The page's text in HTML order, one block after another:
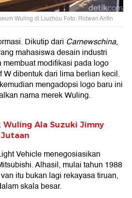
Wuling di Liuzhou Foto: Ridwan Arifin
Dikutip dari Carnewschina,
mahasiswa desain industri
modifikasi pada logo
W dibentuk dari lima berlian kecil.
mengadopsi logo baru ini
nama merek Wuling.
Wuling Ala Suzuki Jimny
Jutaan
Vehicle menegosiasikan
Alhasil, mulai tahun 1988
itu bukan lagi rekayasa tiruan,
skala besar.